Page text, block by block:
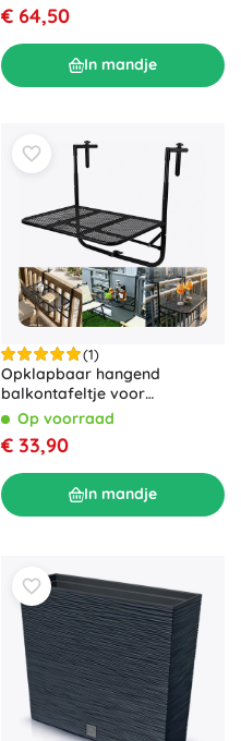
€ 64,50
In mandje
(1)
Opklapbaar hangend
balkontafeltje voor
balkonreling, verstelbaar,
draagkracht 30 kg
Op voorraad
€ 33,90
In mandje